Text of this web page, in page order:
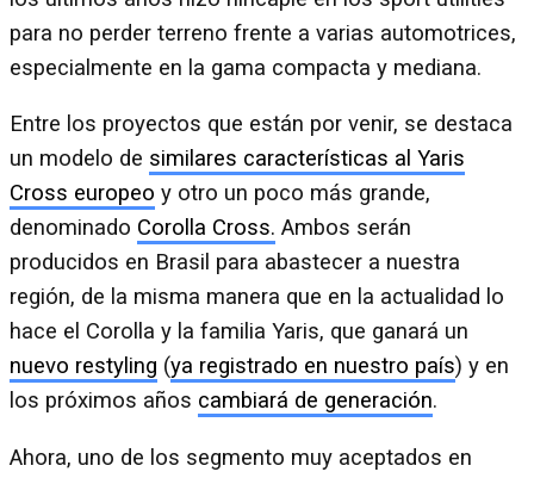
para no perder terreno frente a varias automotrices,
especialmente en la gama compacta y mediana.
Entre los proyectos que están por venir, se destaca
un modelo de similares características al Yaris
Cross europeo y otro un poco más grande,
denominado Corolla Cross. Ambos serán
producidos en Brasil para abastecer a nuestra
región, de la misma manera que en la actualidad lo
hace el Corolla y la familia Yaris, que ganará un
nuevo restyling (ya registrado en nuestro país) y en
los próximos años cambiará de generación.
Ahora, uno de los segmento muy aceptados en